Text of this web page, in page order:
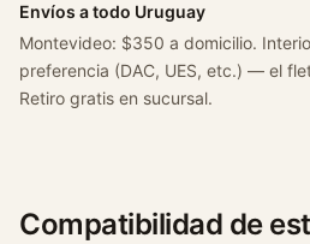
d
a
d
Envíos a todo Uruguay
Montevideo: $350 a domicilio.
preferencia (DAC, UES, etc.) — el
Retiro gratis en sucursal.
Compatibilidad de